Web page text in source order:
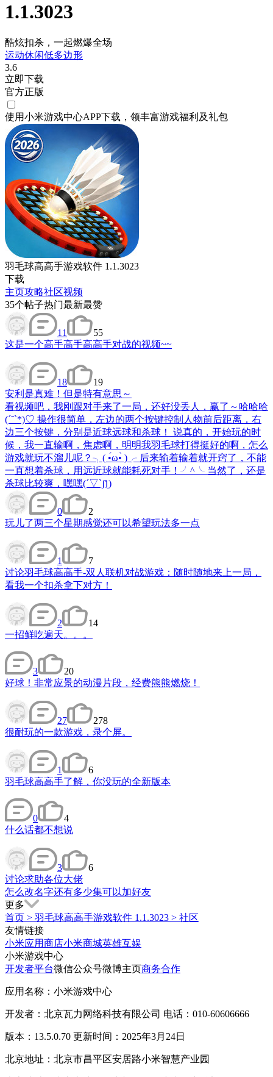
1.1.3023
酷炫扣杀，一起燃爆全场
运动休闲低多边形
3.6
立即下载
官方正版
使用小米游戏中心APP下载 ，领丰富游戏福利 及礼包
羽毛球高高手游戏软件 1.1.3023
下载
主页攻略社区视频
35个帖子热门最新最赞
11
55
这是一个高手高手高高手对战的视频~~
18
19
安利 是真难！但是特有意思～
看视频吧，我刚跟对手来了一局，还好没丢人，赢了～哈哈哈
(ˊ˘ˋ*)♡ 操作很简单，左边的两个按键控制人物前后距离，右
边三个按键，分别是近球远球和杀球！ 说真的，开始玩的时
候，我一直输啊，焦虑啊，明明我羽毛球打得挺好的啊，怎么
游戏就玩不溜儿呢？╮( •́ω•̀ )╭ 后来输着输着就开窍了，不能
一直想着杀球，用远近球就能耗死对手！╯^╰ 当然了，还是
杀球比较爽，嘿嘿(´▽`ʃƪ)
0
2
玩儿了两三个星期感觉还可以希望玩法多一点
1
7
讨论羽毛球高高手-双人联机对战游戏：随时随地来上一局，
看我一个扣杀拿下对方！
2
14
一招鲜吃遍天。。。
3
20
好球！非常应景的动漫片段，经费熊熊燃烧！
27
278
很耐玩的一款游戏，录个屏。
1
6
羽毛球高高手了解，你没玩的全新版本
0
4
什么话都不想说
3
6
讨论求助各位大佬
怎么改名字还有多少集可以加好友
更多
首页 > 羽毛球高高手游戏软件 1.1.3023 > 社区
友情链接
小米应用商店小米商城英雄互娱
小米游戏中心
开发者平台微信公众号微博主页商务合作
应用名称：小米游戏中心
开发者：北京瓦力网络科技有限公司 电话：010-60606666
版本：13.5.0.70 更新时间：2025年3月24日
北京地址：北京市昌平区安居路小米智慧产业园